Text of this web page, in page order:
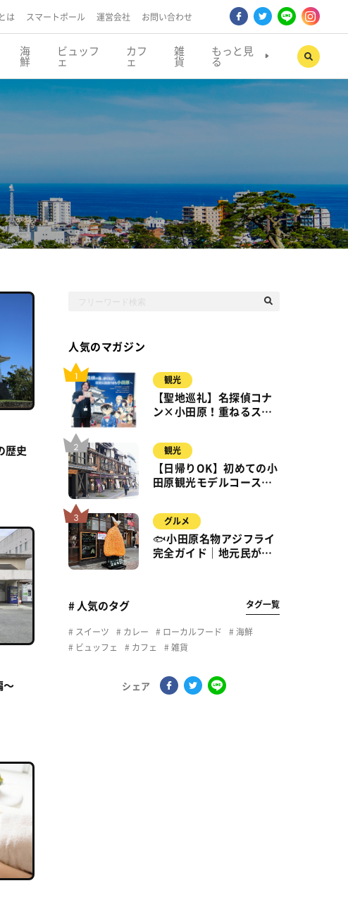
は スマートポール 運営会社 お問い合わせ
海
鮮
ビュッフ
ェ
カフ
ェ
雑
貨
もっと見
る
歴史
〜
人気のマガジン
観光
【聖地巡礼】名探偵コナ
ン×小田原！重ねるスタ
で】小田原・箱根・湯河
原
観光
【日帰りOK】初めての小
田原観光モデルコース｜
満喫
グルメ
🐟小田原名物アジフライ
完全ガイド｜地元民が通
# 人気のタグ タグ一覧
スイーツ カレー ローカルフード
海鮮
ビュッフェ
カフェ 雑貨
シェア